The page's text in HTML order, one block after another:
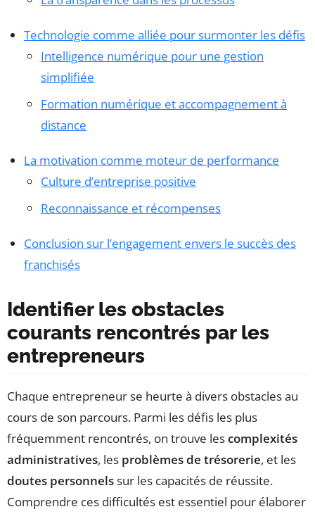
Technologie comme alliée pour surmonter les défis
Intelligence numérique pour une gestion
simplifiée
Formation numérique et accompagnement à
distance
La motivation comme moteur de performance
Culture d’entreprise positive
Reconnaissance et récompenses
Conclusion sur l’engagement envers le succès des
franchisés
Identifier les obstacles
courants rencontrés par les
entrepreneurs
Chaque entrepreneur se heurte à divers obstacles au
cours de son parcours. Parmi les défis les plus
fréquemment rencontrés, on trouve lescomplexités
administratives, les problèmes de trésorerie, et les
doutes personnelssur les capacités de réussite.
Comprendre ces difficultés est essentiel pour élaborer